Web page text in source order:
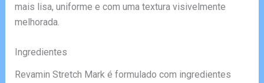
mais lisa, uniforme e com uma textura visivelmente
melhorada.
Ingredientes
Revamin Stretch Mark é formulado com ingredientes